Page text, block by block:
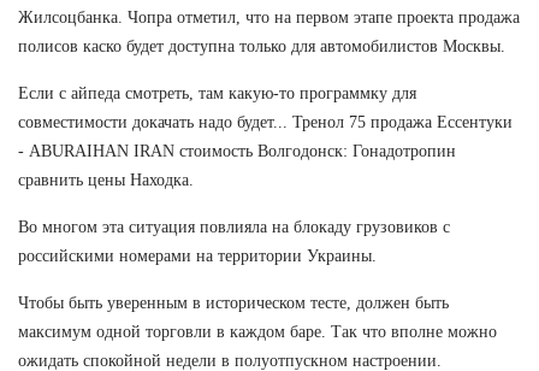
Жилсоцбанка. Чопра отметил, что на первом этапе проекта продажа
полисов каско будет доступна только для автомобилистов Москвы.
Если с айпеда смотреть, там какую-то программку для
совместимости докачать надо будет... Тренол 75 продажа Ессентуки
- ABURAIHAN IRAN стоимость Волгодонск: Гонадотропин
сравнить цены Находка.
Во многом эта ситуация повлияла на блокаду грузовиков с
российскими номерами на территории Украины.
Чтобы быть уверенным в историческом тесте, должен быть
максимум одной торговли в каждом баре. Так что вполне можно
ожидать спокойной недели в полуотпускном настроении.